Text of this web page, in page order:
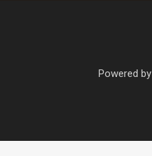
Powered by